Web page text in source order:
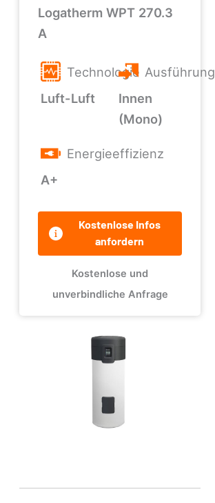
Logatherm WPT 270.3
A
Technologie
Luft-Luft
Ausführung
Innen
(Mono)
Energieeffizienz
A+
Kostenlose Infos
anfordern
Kostenlose und
unverbindliche Anfrage